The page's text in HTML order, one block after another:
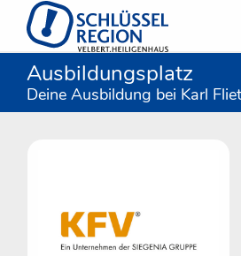
Ausbildungsplatz
Deine Ausbildung bei Karl